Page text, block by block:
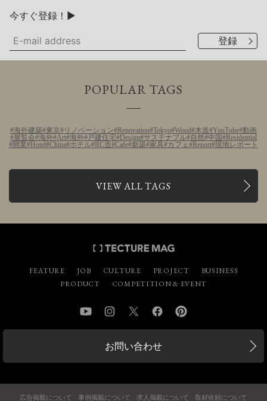
今すぐ登録！▶
POPULAR TAGS
海外建築 東京 リノベーション Renovation Tokyo Wood 木造 YouTube 動画
展覧会 海外 Art 海外 戸建住宅 Design サステナブル 自然 中国
Residential
開業
Hotel China ホテル RC造 Cafe 新築 家具 カフェ Report 現地レポート
VIEW ALL TAGS
FEATURE JOB CULTURE PROJECT
BUSINESS
PRODUCT
COMPETITION & EVENT
YouTube InstagramTwitter Facebook
お問い合わせ
広告掲載について 事例掲載について 求人掲載について 取材依頼について